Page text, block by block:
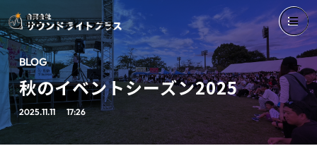
BLOG
秋のイベントシーズン2025
2025.11.11 17:26